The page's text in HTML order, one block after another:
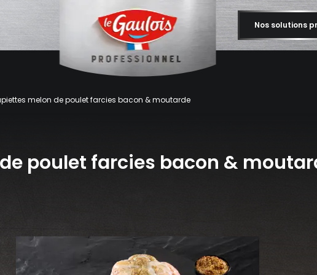
Nos solutions
melon de poulet farcies bacon & moutarde
poulet farcies bacon &